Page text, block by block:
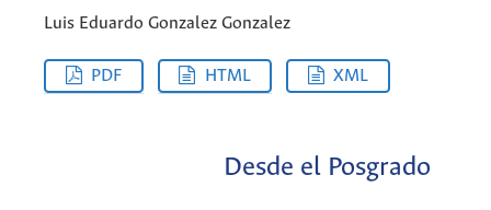
Luis Eduardo Gonzalez Gonzalez
PDF HTML XML
Desde el Posgrado